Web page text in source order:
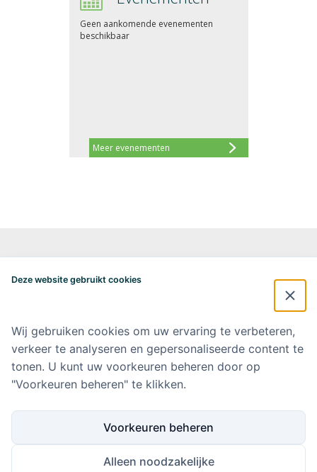
Meer evenementen
Geen aankomende evenementen
beschikbaar
Postbus 7057
alzheimercentrum@amsterdamumc.nl
Doneer via: NL 42 INGB 0006 9052 76 Ten name van: Stichting Steun
Alzheimercentrum Amsterdam
Amsterdam UMC
Deze website gebruikt cookies
Wij gebruiken cookies om uw ervaring te verbeteren,
verkeer te analyseren en gepersonaliseerde content te
tonen. U kunt uw voorkeuren beheren door op
"Voorkeuren beheren" te klikken.
Voorkeuren beheren
Alleen noodzakelijke